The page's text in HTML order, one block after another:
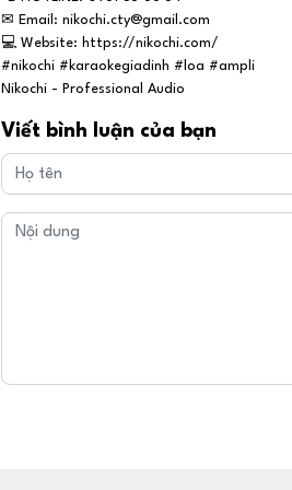
✉ Email: nikochi.cty@gmail.com
💻 Website: https://nikochi.com/
#nikochi #karaokegiadinh #loa #ampli
Nikochi - Professional Audio
Viết bình luận của bạn